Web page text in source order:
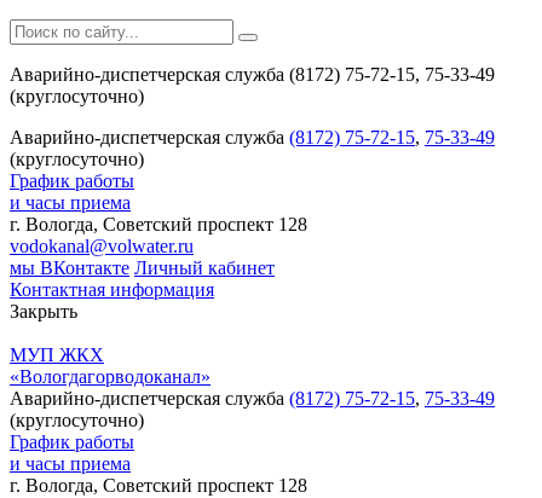
Аварийно-диспетчерская служба (8172) 75-72-15, 75-33-49
(круглосуточно)
Аварийно-диспетчерская служба (8172) 75-72-15, 75-33-49
(круглосуточно)
График работы
и часы приема
г. Вологда, Советский проспект 128
vodokanal@volwater.ru
мы ВКонтакте Личный кабинет
Контактная информация
Закрыть
МУП ЖКХ
«Вологдагорводоканал»
Аварийно-диспетчерская служба (8172) 75-72-15, 75-33-49
(круглосуточно)
График работы
и часы приема
г. Вологда, Советский проспект 128